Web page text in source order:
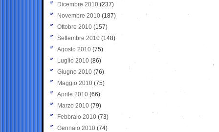
Dicembre 2010 (237)
Novembre 2010 (187)
Ottobre 2010 (157)
Settembre 2010 (148)
Agosto 2010 (75)
Luglio 2010 (86)
Giugno 2010 (76)
Maggio 2010 (75)
Aprile 2010 (66)
Marzo 2010 (79)
Febbraio 2010 (73)
Gennaio 2010 (74)